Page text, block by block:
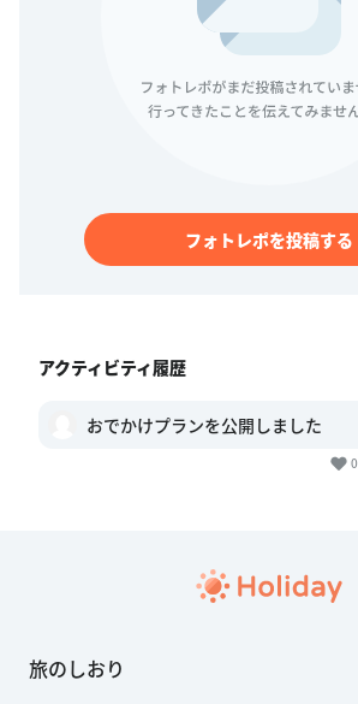
フォトレポを投稿する
アクティビティ履歴
おでかけプランを公開しました
0
旅のしおり